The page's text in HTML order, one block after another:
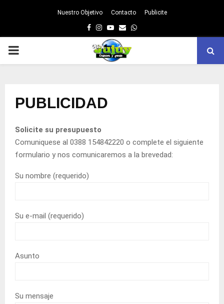
Nuestro Objetivo Contacto Publicite
Facebook
Instagram
Youtube
EmailWhatsapp
PRIMARY
PUBLICIDAD
Solicite su presupuesto
Comuniquese al 0388 154842220 o complete el siguiente
formulario y nos comunicaremos a la brevedad:
Su nombre (requerido)
Su e-mail (requerido)
Asunto
Su mensaje